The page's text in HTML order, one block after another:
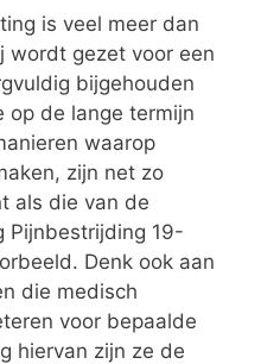
is veel meer dan
wordt gezet voor een
bijgehouden
op de lange termijn
waarop
zijn net zo
als die van de
Pijnbestrijding 19-
Denk ook aan
die medisch
voor bepaalde
hiervan zijn ze de